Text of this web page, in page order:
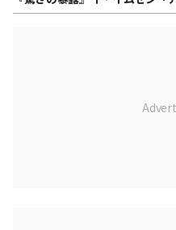
ンボの任命指示、ナガワール